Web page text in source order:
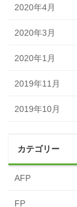
2020年4月
2020年3月
2020年1月
2019年11月
2019年10月
カテゴリー
AFP
FP